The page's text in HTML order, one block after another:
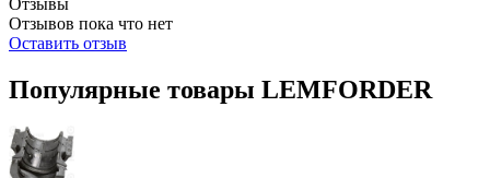
Отзывов пока что нет
Оставить отзыв
Популярные товары LEMFORDER